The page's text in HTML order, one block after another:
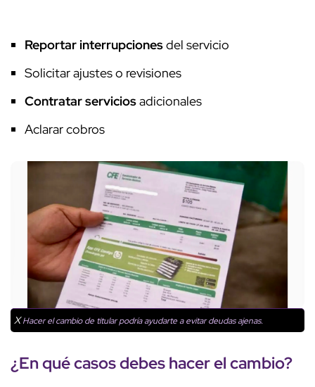
Reportar interrupcionesdel servicio
Solicitar ajustes o revisiones
Contratar serviciosadicionales
Aclarar cobros
XHacer el cambio de titular podría ayudarte a evitar deudas ajenas.
¿En qué casos debes hacer el cambio?